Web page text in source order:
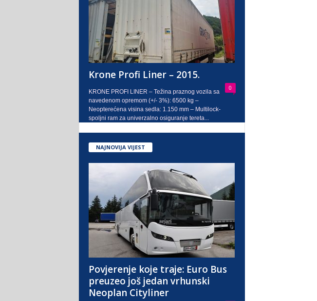
j
o
Krone Profi Liner – 2015.
0
KRONE PROFI LINER – Težina praznog vozila sa
navedenom opremom (+/- 3%): 6500 kg –
Neopterećena visina sedla: 1.150 mm – Multilock-
spoljni ram za univerzalno osiguranje tereta...
NAJNOVIJA VIJEST
Povjerenje koje traje: Euro Bus
preuzeo još jedan vrhunski
Neoplan Cityliner